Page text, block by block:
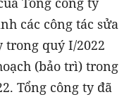
các công tác sửa
quý I/2022
(bảo trì) trong
Tổng công ty đã